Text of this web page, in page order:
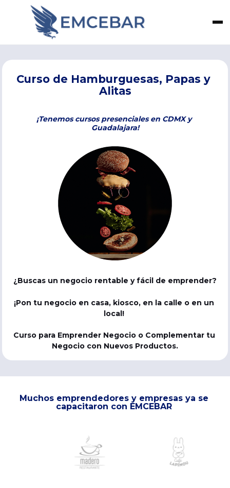
Curso de Hamburguesas, Papas y
Alitas
¡Tenemos cursos presenciales en CDMX y
Guadalajara!
¡Pon tu negocio en casa, kiosco, en la calle o en un
local!
Curso para Emprender Negocio o Complementar tu
Negocio con Nuevos Productos.
Muchos emprendedores y empresas ya se
capacitaron con EMCEBAR